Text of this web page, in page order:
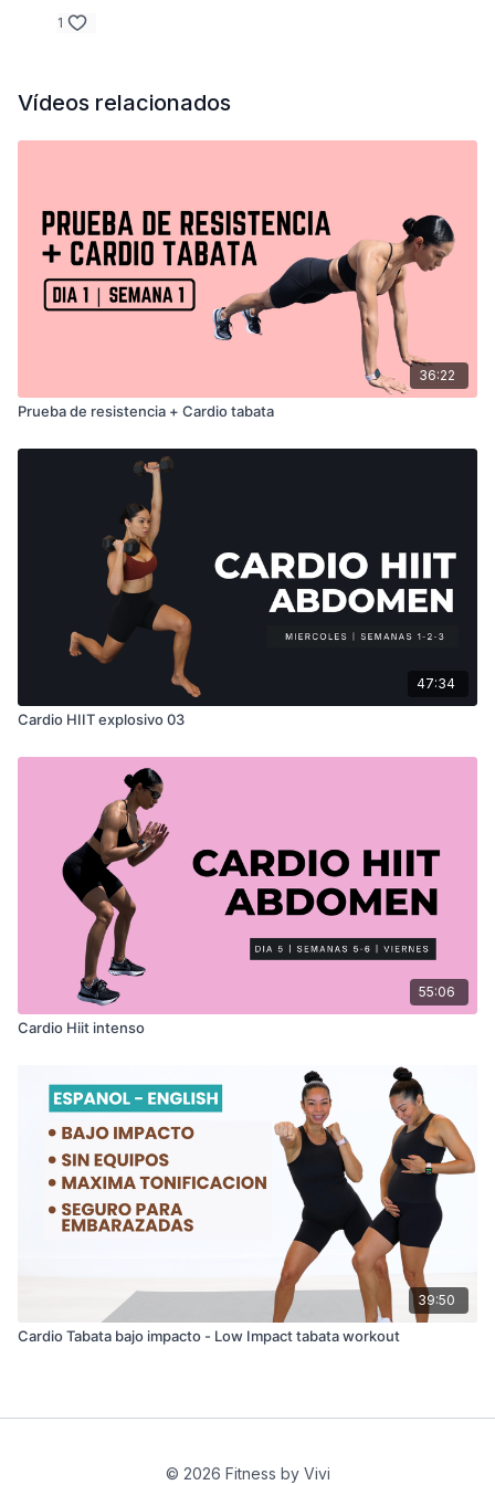
- Combinación salto abro piernas - Plancha de 4 elevación de
1
Vídeos relacionados
36:22
Prueba de resistencia + Cardio tabata
47:34
Cardio HIIT explosivo 03
55:06
Cardio Hiit intenso
39:50
Cardio Tabata bajo impacto - Low Impact tabata workout
© 2026 Fitness by Vivi